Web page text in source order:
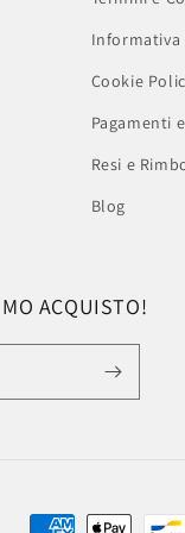
Informativa
Cookie
Pagamenti
Resi e
Blog
ACQUISTO!